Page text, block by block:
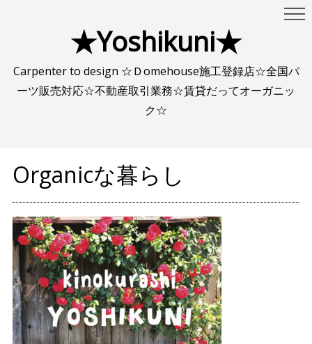
★Yoshikuni★
Carpenter to design ☆Ｄomehouse施工登録店☆全国パ
ーツ販売対応☆不動産取引業務☆賃貸だってオーガニッ
ク☆
Organicな暮らし